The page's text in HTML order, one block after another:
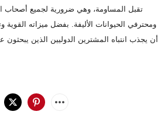
تقبل المساومة، وهي ضرورية لجميع أصحاب
ومحترفي الحيوانات الأليفة. بفضل ميزاته القوية
أن يجذب انتباه المشترين الدوليين الذين يبحثون